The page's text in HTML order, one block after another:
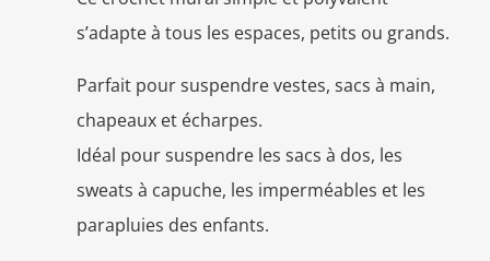
s’adapte à tous les espaces, petits ou grands.
Parfait pour suspendre vestes, sacs à main,
chapeaux et écharpes.
Idéal pour suspendre les sacs à dos, les
sweats à capuche, les imperméables et les
parapluies des enfants.